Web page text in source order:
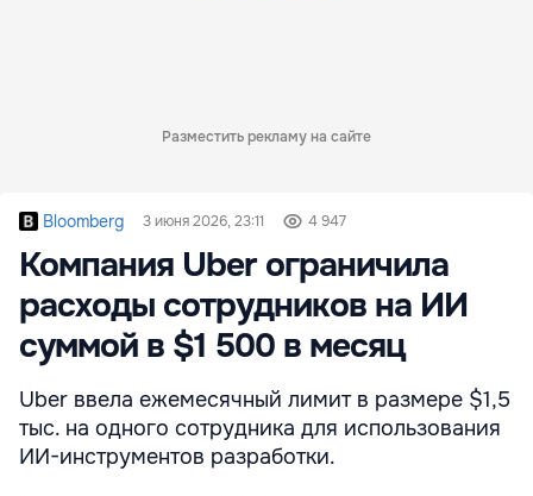
Разместить рекламу на сайте
Bloomberg 3 июня 2026, 23:11 4 947
Компания Uber ограничила
расходы сотрудников на ИИ
суммой в $1 500 в месяц
Uber ввела ежемесячный лимит в размере $1,5
тыс. на одного сотрудника для использования
ИИ-инструментов разработки.